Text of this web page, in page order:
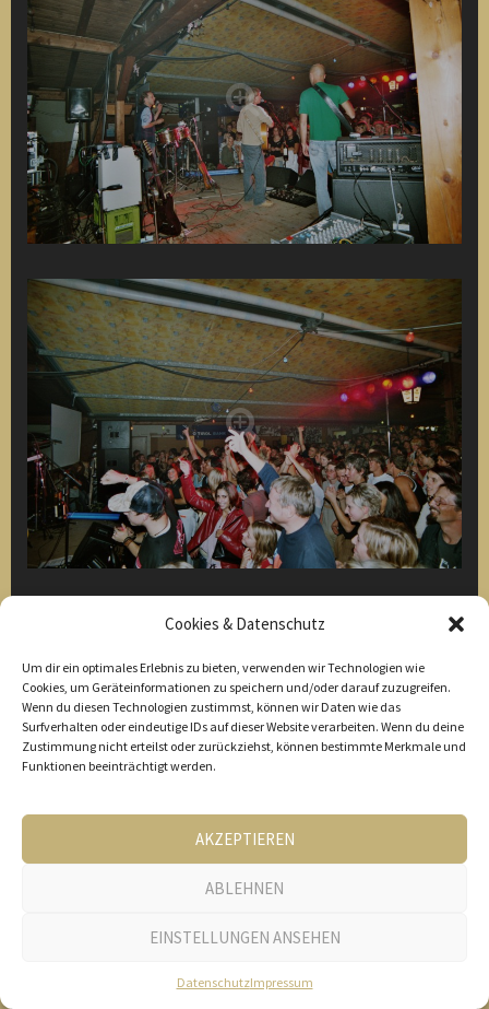
Cookies & Datenschutz
Um dir ein optimales Erlebnis zu bieten, verwenden wir Technologien wie
Cookies, um Geräteinformationen zu speichern und/oder darauf zuzugreifen.
Wenn du diesen Technologien zustimmst, können wir Daten wie das
Surfverhalten oder eindeutige IDs auf dieser Website verarbeiten. Wenn du deine
Zustimmung nicht erteilst oder zurückziehst, können bestimmte Merkmale und
Funktionen beeinträchtigt werden.
AKZEPTIEREN
ABLEHNEN
EINSTELLUNGEN ANSEHEN
DatenschutzImpressum